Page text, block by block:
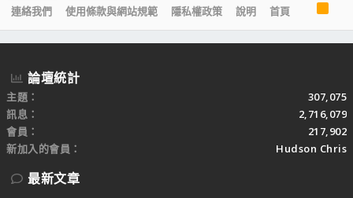
連絡我們
使用條款與網站規範 隱私權政策 說明 首頁
S
論壇統計
主題
307,075
訊息
2,716,079
會員
217,902
新加入的會員
Hudson Chris
最新文章